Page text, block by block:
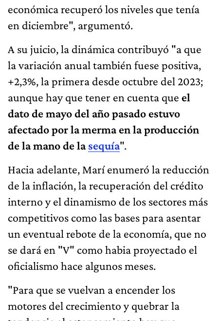
económica recuperó los niveles que tenía
en diciembre", argumentó.
A su juicio, la dinámica contribuyó "a que
la variación anual también fuese positiva,
+2,3%, la primera desde octubre del 2023;
aunque hay que tener en cuenta que el
dato de mayo del año pasado estuvo
afectado por la merma en la producción
de la mano de lasequía".
Hacia adelante, Marí enumeró la reducción
de la inflación, la recuperación del crédito
interno y el dinamismo de los sectores más
competitivos como las bases para asentar
un eventual rebote de la economía, que no
se dará en "V" como habia proyectado el
oficialismo hace algunos meses.
"Para que se vuelvan a encender los
motores del crecimiento y quebrar la